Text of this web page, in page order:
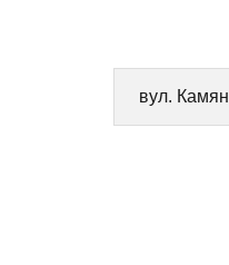
вул.